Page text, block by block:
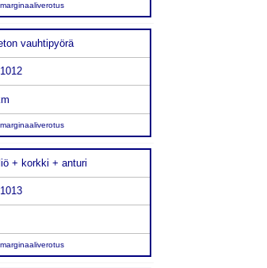
, marginaaliverotus
vauhtipyörä
, marginaaliverotus
+ korkki + anturi
, marginaaliverotus